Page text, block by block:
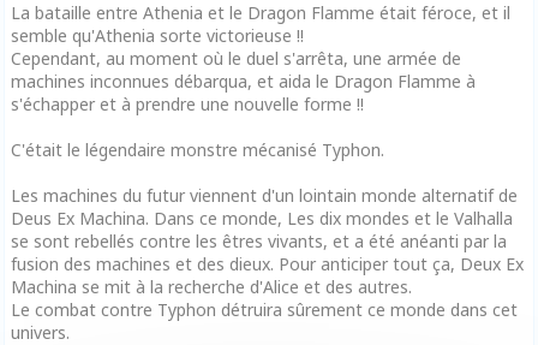
La bataille entre Athenia et le Dragon Flamme était féroce, et il
semble qu'Athenia sorte victorieuse !!
Cependant, au moment où le duel s'arrêta, une armée de
machines inconnues débarqua, et aida le Dragon Flamme à
s'échapper et à prendre une nouvelle forme !!
C'était le légendaire monstre mécanisé Typhon.
Les machines du futur viennent d'un lointain monde alternatif de
Deus Ex Machina. Dans ce monde, Les dix mondes et le Valhalla
se sont rebellés contre les êtres vivants, et a été anéanti par la
fusion des machines et des dieux. Pour anticiper tout ça, Deux Ex
Machina se mit à la recherche d'Alice et des autres.
Le combat contre Typhon détruira sûrement ce monde dans cet
univers.